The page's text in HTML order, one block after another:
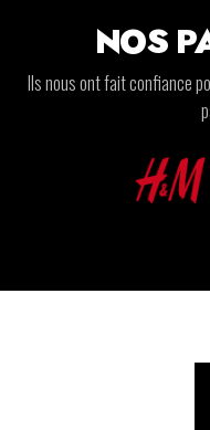
NOS
Ils nous ont fait confiance